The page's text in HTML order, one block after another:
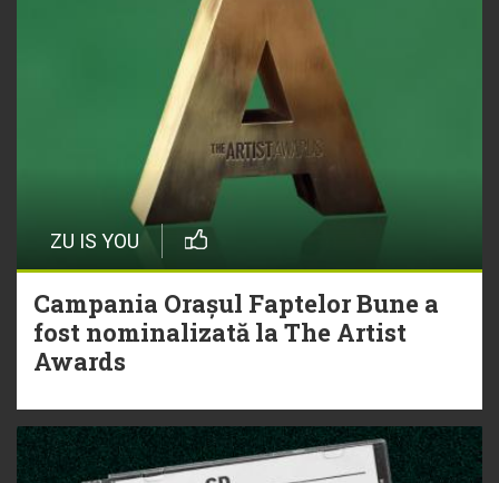
ZU IS YOU
Campania Orașul Faptelor Bune a
fost nominalizată la The Artist
Awards